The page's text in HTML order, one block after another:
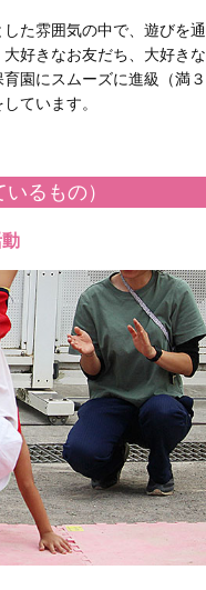
た雰囲気の中で、遊びを通
好きなお友だち、大好きな
園にスムーズに進級（満３
ています。
るもの）